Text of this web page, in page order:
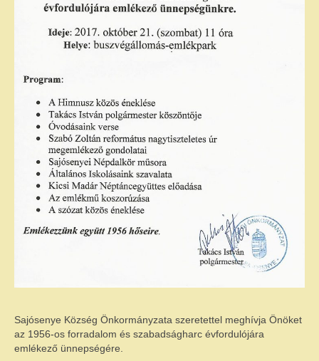
Közérdekű adatok – Gazdálkodási adatok
INTÉZMÉNYEK
Fiatalok háza
Sajósenyei Aprajafalva Óvoda és Mini
Bölcsőde
Egyéb intézmények
EGYÉB
Civil szervezetek
Szolgáltatók
Ökumenikus templom
Egyéb intézmények
Sajósenye Község Önkormányzata szeretettel meghívja Önöket
az 1956-os forradalom és szabadságharc évfordulójára
emlékező ünnepségére.